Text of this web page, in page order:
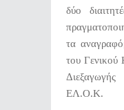
δύο
τα
του Γενικού
ΕΛ.Ο.Κ.